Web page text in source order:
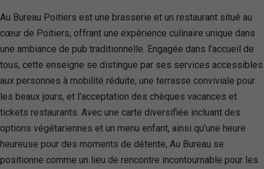
Au Bureau Poitiers est une brasserie et un restaurant situé au
cœur de Poitiers, offrant une expérience culinaire unique dans
une ambiance de pub traditionnelle. Engagée dans l’accueil de
tous, cette enseigne se distingue par ses services accessibles
aux personnes à mobilité réduite, une terrasse conviviale pour
les beaux jours, et l’acceptation des chèques vacances et
tickets restaurants. Avec une carte diversifiée incluant des
options végétariennes et un menu enfant, ainsi qu’une heure
heureuse pour des moments de détente, Au Bureau se
positionne comme un lieu de rencontre incontournable pour les